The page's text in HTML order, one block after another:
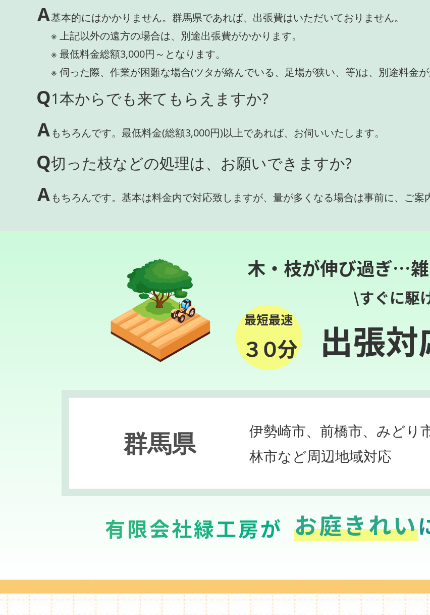
A基本的にはかかりません。群馬県であれば、出張費はいただいておりません。
※ 上記以外の遠方の場合は、別途出張費がかかります。
※ 最低料金総額3,000円～となります。
※ 伺った際、作業が困難な場合(ツタが絡んでいる、足場が狭い、等)は、別途料金が
Q1本からでも来てもらえますか?
Aもちろんです。最低料金(総額3,000円)以上であれば、お伺いいたします。
Q切った枝などの処理は、お願いできますか?
Aもちろんです。基本は料金内で対応致しますが、量が多くなる場合は事前に、ご案
木・枝が伸び過ぎ…
最短最速
３０分
\すぐに駆
出張
群馬県
伊勢崎市、前橋市、みどり
林市など周辺地域対応
有限会社緑工房が お庭きれい